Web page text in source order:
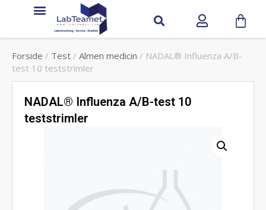
Forside / Test / Almen medicin / NADAL® Influenza A/B-
test 10 teststrimler
NADAL® Influenza A/B-test 10
teststrimler